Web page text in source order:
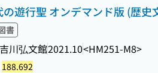
の遊行聖 オンデマンド版 (歴史
書
吉川弘文館2021.10<HM251-M8>
188.692